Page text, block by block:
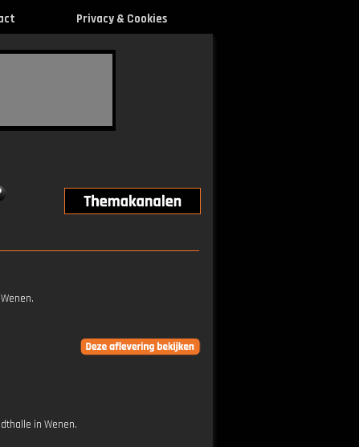
Privacy & Cookies
in Wenen.